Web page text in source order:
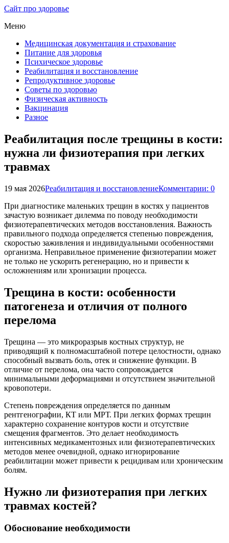
Сайт про здоровье
Меню
Медицинская документация и страхование
Питание для здоровья
Психическое здоровье
Реабилитация и восстановление
Репродуктивное здоровье
Советы по здоровью
Физическая активность
Вакцинация
Разное
Реабилитация после трещины в кости:
нужна ли физиотерапия при легких
травмах
19 мая 2026Реабилитация и восстановлениеКомментарии: 0
При диагностике маленьких трещин в костях у пациентов
зачастую возникает дилемма по поводу необходимости
физиотерапевтических методов восстановления. Важность
правильного подхода определяется степенью повреждения,
скоростью заживления и индивидуальными особенностями
организма. Неправильное применение физиотерапии может
не только не ускорить регенерацию, но и привести к
осложнениям или хронизации процесса.
Трещина в кости: особенности
патогенеза и отличия от полного
перелома
Трещина — это микроразрыв костных структур, не
приводящий к полномасштабной потере целостности, однако
способный вызвать боль, отек и снижение функции. В
отличие от перелома, она часто сопровождается
минимальными деформациями и отсутствием значительной
кровопотери.
Степень повреждения определяется по данным
рентгенографии, КТ или МРТ. При легких формах трещин
характерно сохранение контуров кости и отсутствие
смещения фрагментов. Это делает необходимость
интенсивных медикаментозных или физиотерапевтических
методов менее очевидной, однако игнорирование
реабилитации может привести к рецидивам или хроническим
болям.
Нужно ли физиотерапия при легких
травмах костей?
Обоснование необходимости